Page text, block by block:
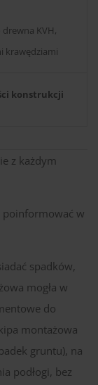
KVH,
krawędziami
konstrukcji
z każdym
poinformować w
spadków,
mogła w
do
montażowa
gruntu), na
podłogi, bez